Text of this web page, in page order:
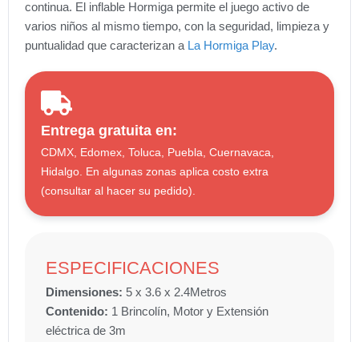
continua. El inflable Hormiga permite el juego activo de
varios niños al mismo tiempo, con la seguridad, limpieza y
puntualidad que caracterizan a La Hormiga Play.
Entrega gratuita en:
CDMX, Edomex, Toluca, Puebla, Cuernavaca,
Hidalgo. En algunas zonas aplica costo extra
(consultar al hacer su pedido).
ESPECIFICACIONES
Dimensiones: 5 x 3.6 x 2.4Metros
Contenido: 1 Brincolín, Motor y Extensión
eléctrica de 3m